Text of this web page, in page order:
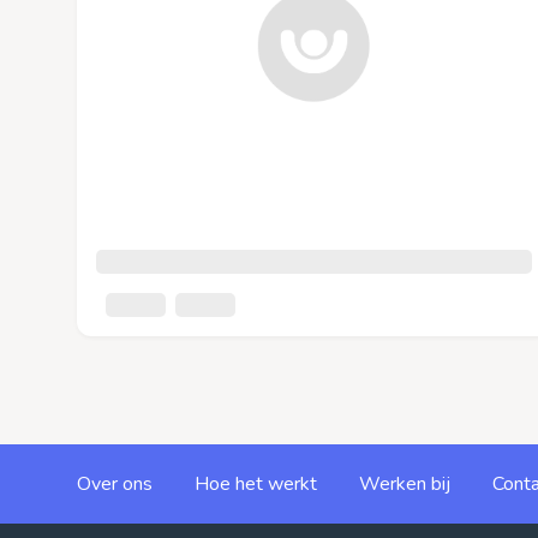
Over ons Hoe het werkt Werken bij